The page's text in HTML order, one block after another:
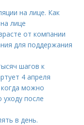
на лице. Как
лице
от компании
для поддержания
шагов к
4 апреля
можно
уходу после
в день.